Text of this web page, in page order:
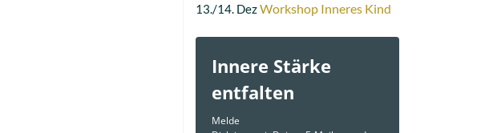
13./14. DezWorkshop Inneres Kind
Innere Stärke
entfalten
Melde